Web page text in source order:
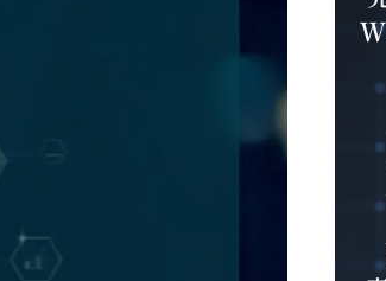
紹介
み
– レポート作成